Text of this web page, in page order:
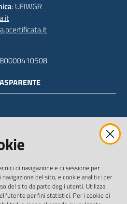
: UFIWGR
di navigazione e di sessione per
del sito, e cookie analitici per
del sito da parte degli utenti. Utilizza
per fini statistici. Per i cookie di